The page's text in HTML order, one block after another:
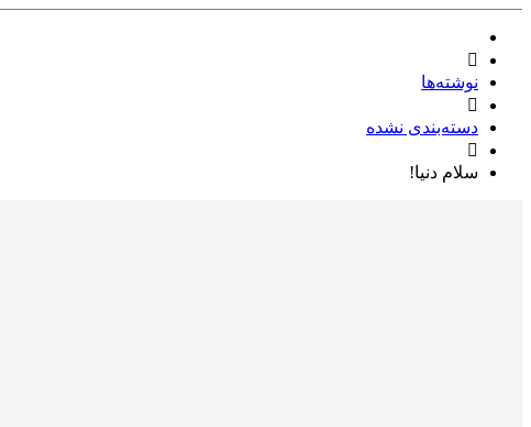
نوشته‌ها
دسته‌بندی نشده
سلام دنیا!